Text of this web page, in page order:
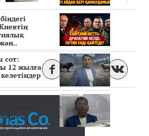
сот:
12 жылға
заңды